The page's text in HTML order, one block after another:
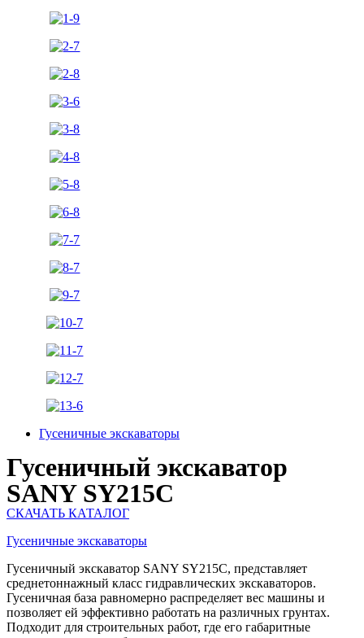
Гусеничные экскаваторы
Гусеничный экскаватор
SANY SY215C
СКАЧАТЬ КАТАЛОГ
Гусеничные экскаваторы
Гусеничный экскаватор SANY SY215C, представляет
среднетоннажный класс гидравлических экскаваторов.
Гусеничная база равномерно распределяет вес машины и
позволяет ей эффективно работать на различных грунтах.
Подходит для строительных работ, где его габаритные